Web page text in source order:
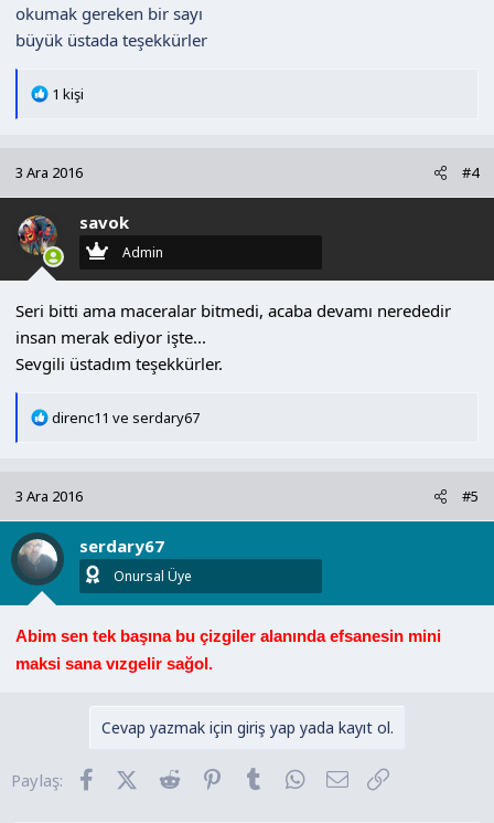
okumak gereken bir sayı
büyük üstada teşekkürler
T
i
l
e
r
:
1 kişi
3 Ara 2016 #4
savok
Admin
Seri bitti ama maceralar bitmedi, acaba devamı nerededir
insan merak ediyor işte...
Sevgili üstadım teşekkürler.
T
i
l
e
r
direnc11 ve serdary67
3 Ara 2016 #5
serdary67
Onursal Üye
Abim sen tek başına bu çizgiler alanında efsanesin mini
maksi sana vızgelir sağol.
Cevap yazmak için giriş yap yada kayıt ol.
Paylaş: FacebookX (Twitter)
Reddit Pinterest
Tumblr WhatsApp
E-posta